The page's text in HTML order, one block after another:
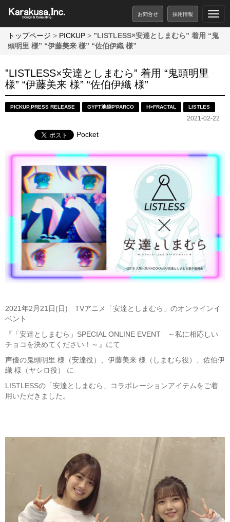
採用情報
お問合せ
トップページ > PICKUP > ”LISTLESS×安達としまむら” 着用 “鬼
頭明里 様” “伊藤美来 様” “佐伯伊織 様”
”LISTLESS×安達としまむら” 着用 “鬼頭明里
様” “伊藤美来 様” “佐伯伊織 様”
PICKUP,PRESS RELEASE GYFT池袋P'PARCO H>FRACTAL LISTLES
2021-02-22
Pocket
2021年2月21日(日) TVアニメ「安達としまむら」のオンラインイ
ベント
『「安達としまむら」SPECIAL ONLINE EVENT ～私に相応しい
チョコを決めてください！～』にて
声優の鬼頭明里 様（安達役）、伊藤美来 様（しまむら役）、佐伯伊
織 様（ヤシロ役） に
LISTLESSの「安達としまむら」コラボレーションアイテムをご着
用いただきました。